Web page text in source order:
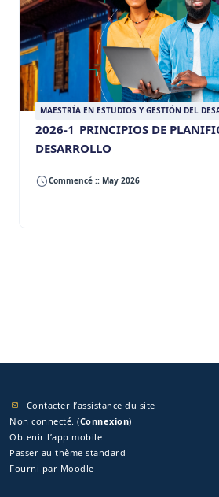
MAESTRÍA EN ESTUDIOS Y GESTIÓN DEL
2026-1_PRINCIPIOS DE
DESARROLLO
Commencé :: May 2026
Contacter l’assistance du site
Non connecté. (Connexion)
Obtenir l’app mobile
Passer au thème standard
Fourni par Moodle